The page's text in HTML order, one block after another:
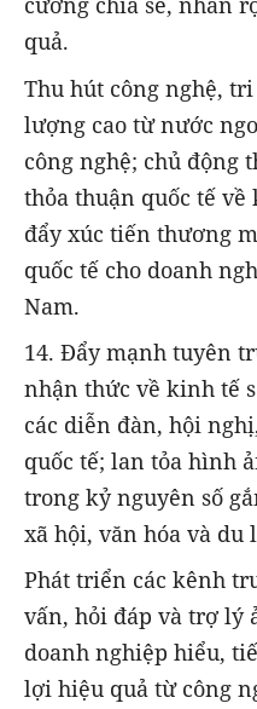
quả.
Thu hút công nghệ,
lượng cao từ nước
công nghệ; chủ động
thỏa thuận quốc tế về
đẩy xúc tiến thương
quốc tế cho doanh
Nam.
14. Đẩy mạnh tuyên
nhận thức về kinh tế
các diễn đàn, hội
quốc tế; lan tỏa hình
trong kỷ nguyên số
xã hội, văn hóa và du
Phát triển các kênh
vấn, hỏi đáp và trợ lý
doanh nghiệp hiểu,
lợi hiệu quả từ công